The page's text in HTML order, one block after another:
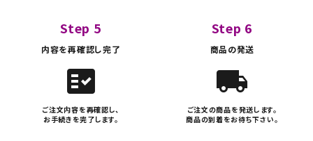
Step 5
内容を再確認し完了
fact_check
ご注文内容を再確認し、
お手続きを完了します。
Step 6
商品の発送
local_shipping
ご注文の商品を発送します。
商品の到着をお待ち下さい。